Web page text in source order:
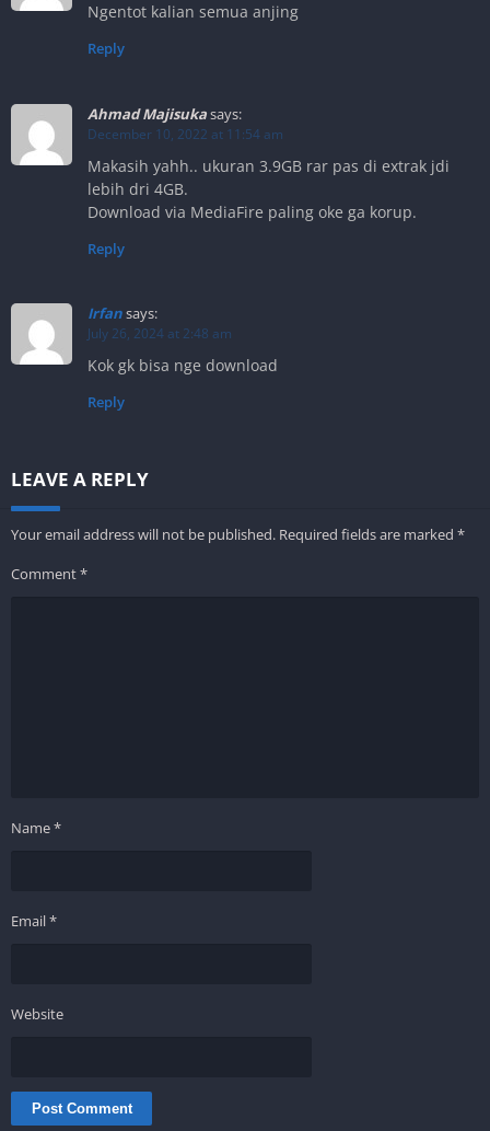
Ngentot kalian semua anjing
Reply
Ahmad Majisukasays:
December 10, 2022 at 11:54 am
Makasih yahh.. ukuran 3.9GB rar pas di extrak jdi
lebih dri 4GB.
Download via MediaFire paling oke ga korup.
Reply
Irfansays:
July 26, 2024 at 2:48 am
Kok gk bisa nge download
Reply
LEAVE A REPLY
Your email address will not be published. Required fields are marked *
Comment*
Name*
Email*
Website